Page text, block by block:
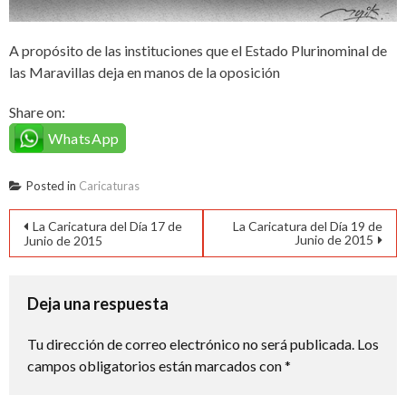
A propósito de las instituciones que el Estado Plurinominal de
las Maravillas deja en manos de la oposición
Share on:
WhatsApp
Posted in Caricaturas
Navegación
de
entradas
La Caricatura del Día 17 de
Junio de 2015
La Caricatura del Día 19 de
Junio de 2015
Deja una respuesta
Tu dirección de correo electrónico no será publicada. Los
campos obligatorios están marcados con*